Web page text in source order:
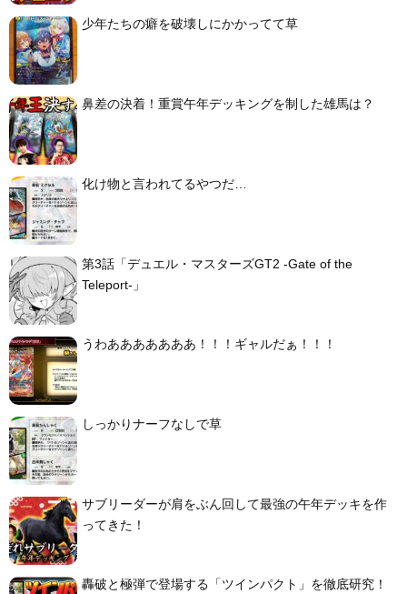
少年たちの癖を破壊しにかかってて草
鼻差の決着！重賞午年デッキングを制した雄馬は？
化け物と言われてるやつだ…
第3話「デュエル・マスターズGT2 -Gate of the
Teleport-」
うわあああああああ！！！ギャルだぁ！！！
しっかりナーフなしで草
サブリーダーが肩をぶん回して最強の午年デッキを作
ってきた！
轟破と極弾で登場する「ツインパクト」を徹底研究！